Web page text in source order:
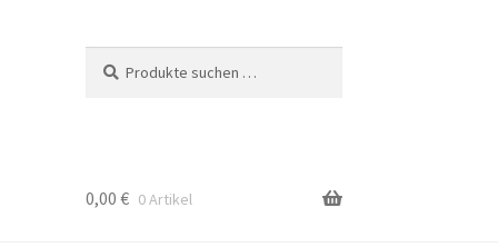
nach:
0,00 € 0 Artikel